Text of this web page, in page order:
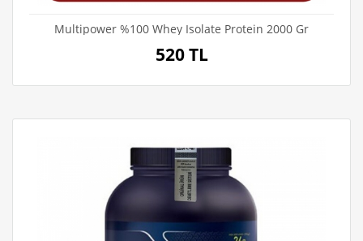
Multipower %100 Whey Isolate Protein 2000 Gr
520 TL